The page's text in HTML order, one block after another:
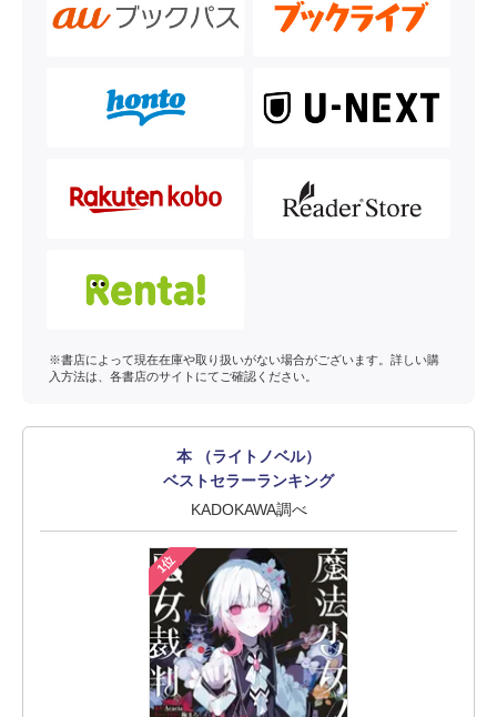
※書店によって現在在庫や取り扱いがない場合がございます。詳しい購
入方法は、各書店のサイトにてご確認ください。
本 （ライトノベル）
ベストセラーランキング
KADOKAWA調べ
1位